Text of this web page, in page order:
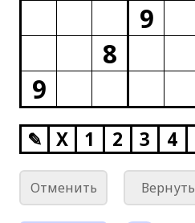
9
8
9
✎ X 1 2 3 4
Отменить Вернуть